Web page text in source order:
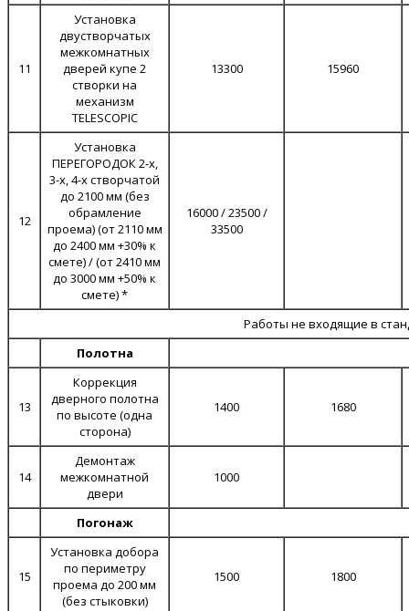
11
Установка
двустворчатых
межкомнатных
дверей купе 2
створки на
механизм
TELESCOPIC
13300 15960
12
Установка
ПЕРЕГОРОДОК 2-х,
3-x, 4-x створчатой
до 2100 мм (без
обрамление
проема) (от 2110 мм
до 2400 мм +30% к
смете) / (от 2410 мм
до 3000 мм +50% к
смете) *
16000 / 23500 /
33500
Работы не входящие в
Полотна
13
Коррекция
дверного полотна
по высоте (одна
сторона)
1400 1680
14
Демонтаж
межкомнатной
двери
1000
Погонаж
15
Установка добора
по периметру
проема до 200 мм
(без стыковки)
1500 1800